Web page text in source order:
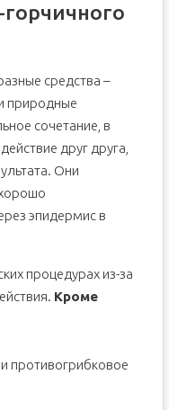
средства –
природные
сочетание, в
друг друга,
Они
эпидермис в
процедурах из-за
Кроме
противогрибковое